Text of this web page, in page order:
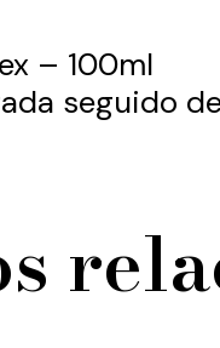
– 100ml
seguido